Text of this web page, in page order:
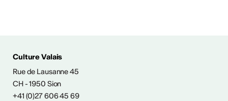
Culture Valais
Rue de Lausanne 45
CH - 1950 Sion
+41 (0)27 606 45 69